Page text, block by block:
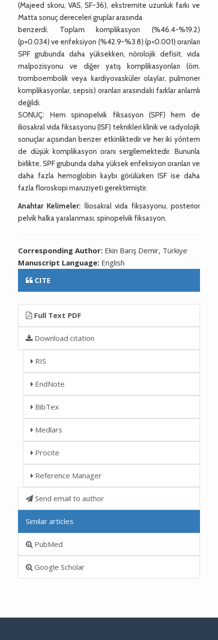
(Majeed skoru, VAS, SF-36), ekstremite uzunluk farkı ve
Matta sonuç dereceleri gruplar arasında
benzerdi. Toplam komplikasyon (%46.4-%19.2)
(p=0.034) ve enfeksiyon (%42.9-%3.8) (p<0.001) oranları
SPF grubunda daha yüksekken, nörolojik defisit, vida
malpozisyonu ve diğer yatış komplikasyonları (örn.
tromboembolik veya kardiyovasküler olaylar, pulmoner
komplikasyonlar, sepsis) oranları arasındaki farklar anlamlı
değildi.
SONUÇ: Hem spinopelvik fiksasyon (SPF) hem de
iliosakral vida fiksasyonu (ISF) teknikleri klinik ve radyolojik
sonuçlar açısından benzer etkinliktedir ve her iki yöntem
de düşük komplikasyon oranı sergilemektedir. Bununla
birlikte, SPF grubunda daha yüksek enfeksiyon oranları ve
daha fazla hemoglobin kaybı görülürken ISF ise daha
fazla floroskopi maruziyeti gerektirmiştir.
Anahtar Kelimeler: İliosakral vida fiksasyonu, posterior
pelvik halka yaralanması, spinopelvik fiksasyon.
Corresponding Author: Ekin Barış Demir, Türkiye
Manuscript Language: English
CITE
Full Text PDF
Download citation
RIS
EndNote
BibTex
Medlars
Procite
Reference Manager
Send email to author
Similar articles
PubMed
Google Scholar